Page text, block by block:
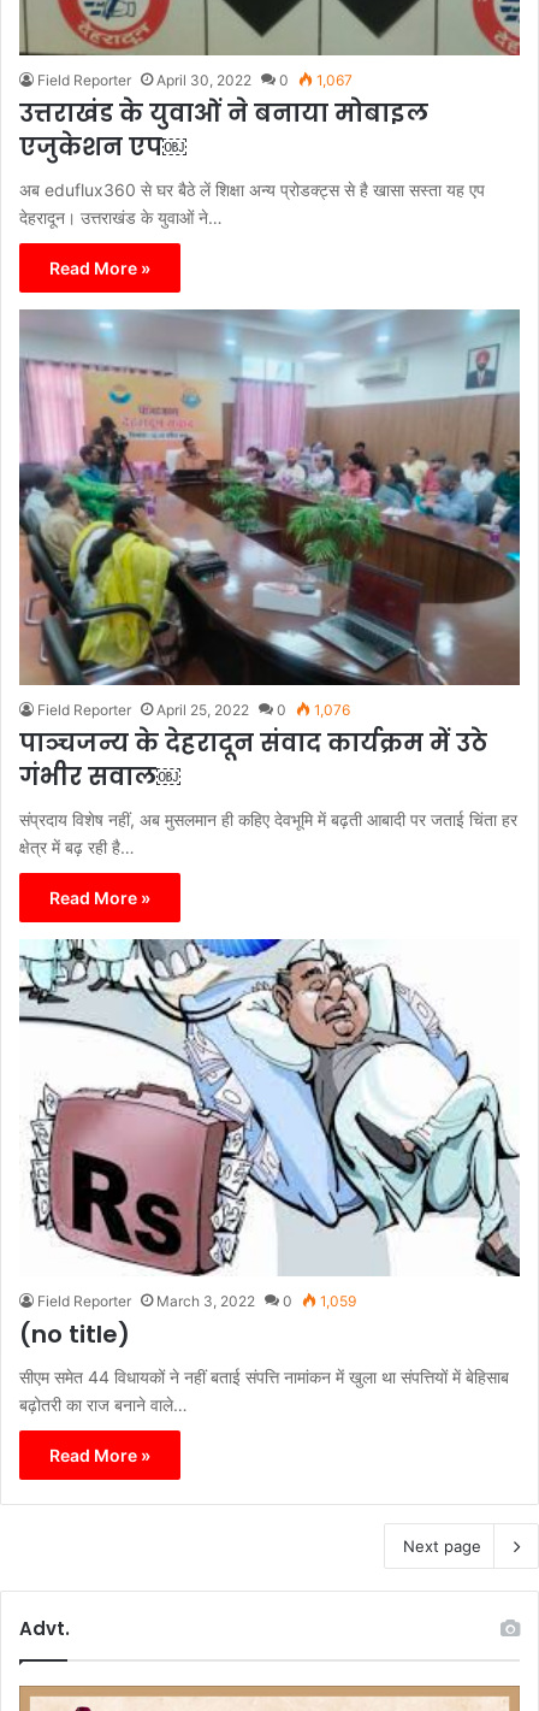
Field Reporter April 30, 2022 0 1,067
उत्तराखंड के युवाओं ने बनाया मोबाइल
एजुकेशन एप￼
अब eduflux360 से घर बैठे लें शिक्षा अन्य प्रोडक्ट्स से है खासा सस्ता यह एप
देहरादून। उत्तराखंड के युवाओं ने…
Read More »
Field Reporter April 25, 2022 0 1,076
पाञ्चजन्य के देहरादून संवाद कार्यक्रम में उठे
गंभीर सवाल￼
संप्रदाय विशेष नहीं, अब मुसलमान ही कहिए देवभूमि में बढ़ती आबादी पर जताई चिंता हर
क्षेत्र में बढ़ रही है…
Read More »
Field Reporter March 3, 2022 0 1,059
(no title)
सीएम समेत 44 विधायकों ने नहीं बताई संपत्ति नामांकन में खुला था संपत्तियों में बेहिसाब
बढ़ोतरी का राज बनाने वाले…
Read More »
Next page
Advt.